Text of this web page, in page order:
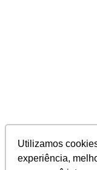
Utilizamos
experiência,